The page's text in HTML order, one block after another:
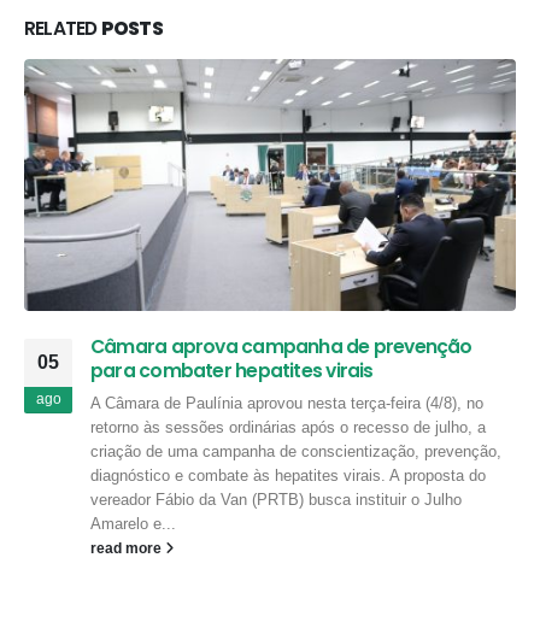
RELATEDPOSTS
05
ago
Câmara aprova campanha de prevenção
para combater hepatites virais
A Câmara de Paulínia aprovou nesta terça-feira (4/8), no
retorno às sessões ordinárias após o recesso de julho, a
criação de uma campanha de conscientização, prevenção,
diagnóstico e combate às hepatites virais. A proposta do
vereador Fábio da Van (PRTB) busca instituir o Julho
Amarelo e...
read more